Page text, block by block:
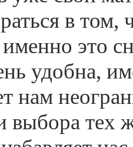
в том,
это
удобна,
нам
выбора тех